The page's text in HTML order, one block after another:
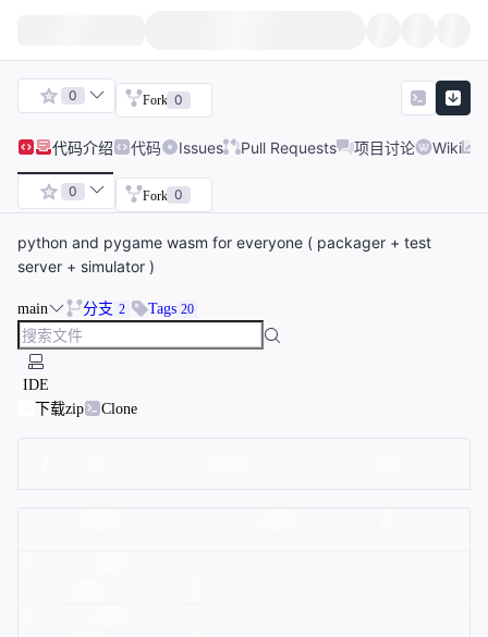
0 Fork 0
代码介绍 代码 Issues Pull Requests 项目讨论 Wiki
0 Fork 0
python and pygame wasm for everyone ( packager + test
server + simulator )
main 分支 2 Tags 20
IDE
下载zip
Clone